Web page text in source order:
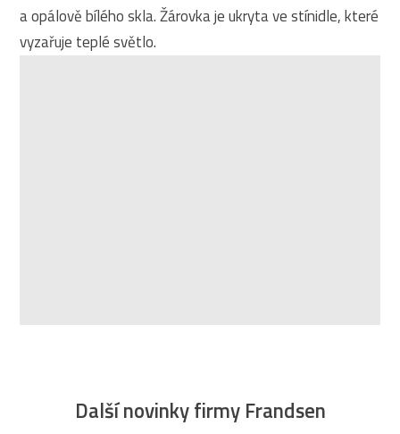
a opálově bílého skla. Žárovka je ukryta ve stínidle, které
vyzařuje teplé světlo.
Další novinky firmy Frandsen